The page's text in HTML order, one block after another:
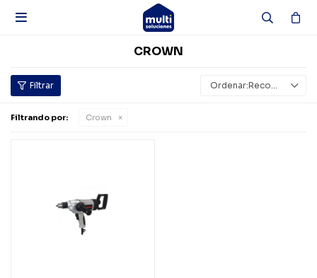

CROWN
Recomendados
Filtrando por: Crown